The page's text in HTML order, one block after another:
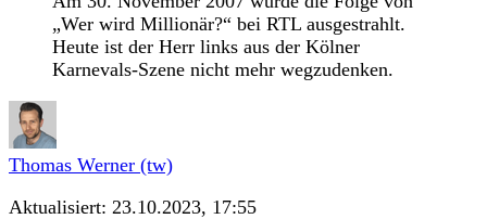
„Wer wird Millionär?“ bei RTL ausgestrahlt.
Heute ist der Herr links aus der Kölner
Karnevals-Szene nicht mehr wegzudenken.
Thomas Werner (tw)
Aktualisiert: 23.10.2023, 17:55